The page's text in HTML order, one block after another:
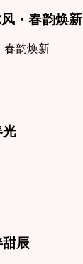
・春韵焕新
春韵焕新
光
辰